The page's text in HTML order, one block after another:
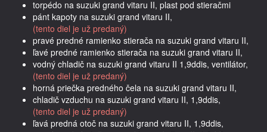
torpédo na suzuki grand vitaru II, plast pod stieračmi
pánt kapoty na suzuki grand vitaru II,
(tento diel je už predaný)
pravé predné ramienko stierača na suzuki grand vitaru II,
ľavé predné ramienko stierača na suzuki grand vitaru II,
vodný chladič na suzuki grand vitaru II 1,9ddis, ventilátor,
(tento diel je už predaný)
horná priečka predného čela na suzuki grand vitaru II,
chladič vzduchu na suzuki grand vitaru II, 1,9ddis,
(tento diel je už predaný)
ľavá predná otoč na suzuki grand vitaru II, 1,9ddis,